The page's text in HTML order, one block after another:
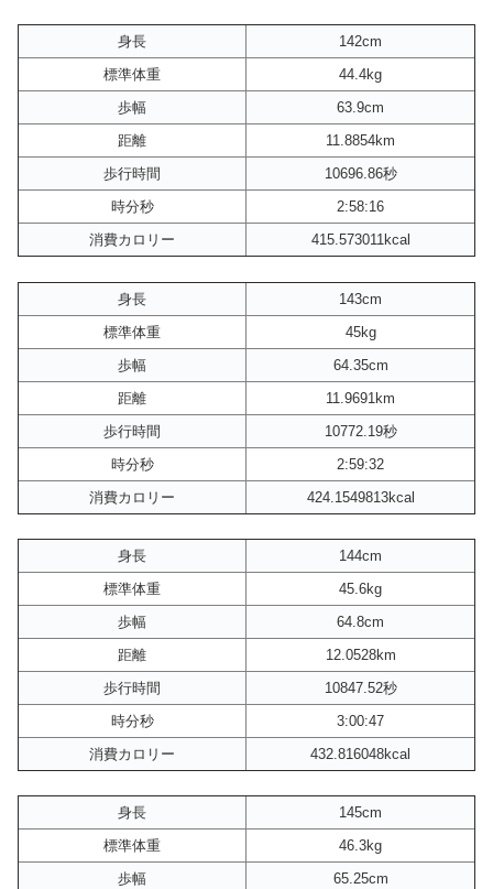
身長
142cm
標準体重
44.4kg
歩幅
63.9cm
距離
11.8854km
歩行時間
10696.86秒
時分秒
2:58:16
消費カロリー
415.573011kcal
身長
143cm
標準体重
45kg
歩幅
64.35cm
距離
11.9691km
歩行時間
10772.19秒
時分秒
2:59:32
消費カロリー
424.1549813kcal
身長
144cm
標準体重
45.6kg
歩幅
64.8cm
距離
12.0528km
歩行時間
10847.52秒
時分秒
3:00:47
消費カロリー
432.816048kcal
身長
145cm
標準体重
46.3kg
歩幅
65.25cm